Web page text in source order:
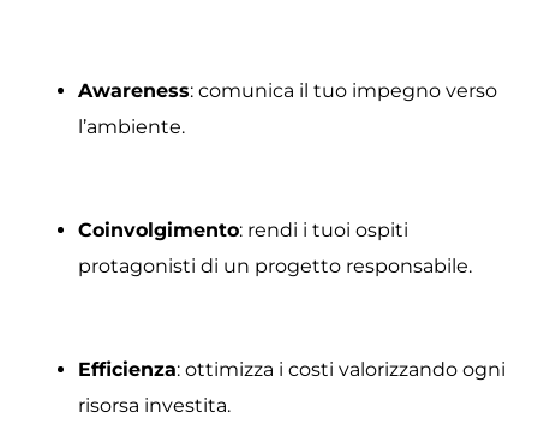
Awareness: comunica il tuo impegno verso
l’ambiente.
Coinvolgimento: rendi i tuoi ospiti
protagonisti di un progetto responsabile.
Efficienza: ottimizza i costi valorizzando ogni
risorsa investita.